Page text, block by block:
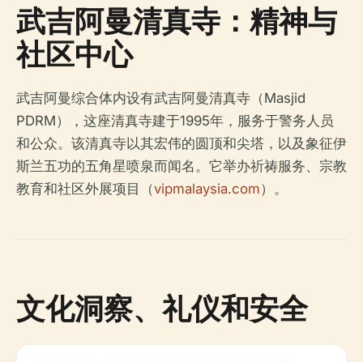
武吉阿曼清真寺：精神与
社区中心
武吉阿曼综合体内设有武吉阿曼清真寺（Masjid
PDRM），这座清真寺建于1995年，服务于警务人员
和公众。该清真寺以其宏伟的圆顶和尖塔，以及象征伊
斯兰五功的五角星喷泉而闻名。它举办祈祷服务、宗教
教育和社区外展项目（vipmalaysia.com）。
文化洞察、礼仪和安全